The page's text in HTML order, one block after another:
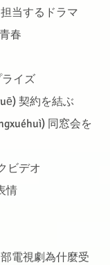
当するドラマ
春
イズ
契約を結ぶ
同窓会を
ビデオ
情
電視劇為什麼受